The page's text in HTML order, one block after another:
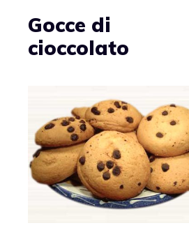
Gocce di
cioccolato